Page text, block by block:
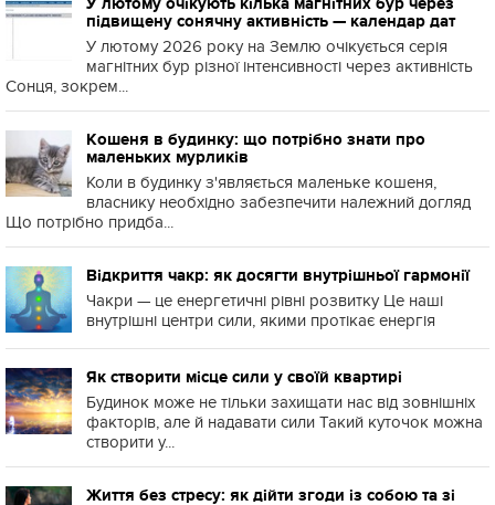
підвищену сонячну активність — календар дат
У лютому 2026 року на Землю очікується серія
магнітних бур різної інтенсивності через активність
Сонця, зокрем...
Кошеня в будинку: що потрібно знати про
маленьких мурликів
Коли в будинку з'являється маленьке кошеня,
власнику необхідно забезпечити належний догляд
Що потрібно придба...
Відкриття чакр: як досягти внутрішньої гармонії
Чакри — це енергетичні рівні розвитку Це наші
внутрішні центри сили, якими протікає енергія
Як створити місце сили у своїй квартирі
Будинок може не тільки захищати нас від зовнішніх
факторів, але й надавати сили Такий куточок можна
створити у...
Життя без стресу: як дійти згоди із собою та зі